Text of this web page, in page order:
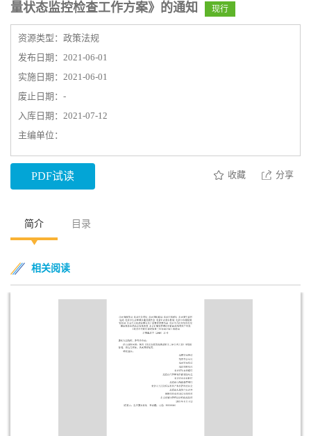
量状态监控检查工作方案》的通知
现行
资源类型：政策法规
发布日期：2021-06-01
实施日期：2021-06-01
废止日期：-
入库日期：2021-07-12
主编单位：
PDF试读 收藏 分享
简介 目录
相关阅读